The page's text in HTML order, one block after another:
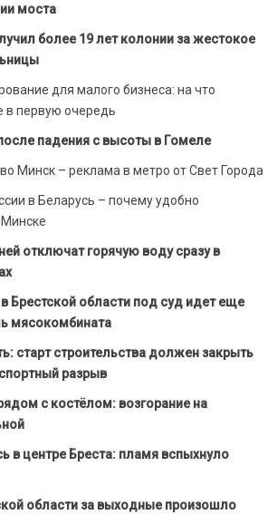
моста
более 19 лет колонии за жестокое
для малого бизнеса: на что
в первую очередь
падения с высоты в Гомеле
Минск – реклама в метро от Свет Города
в Беларусь – почему удобно
отключат горячую воду сразу в
Брестской области под суд идет еще
мясокомбината
старт строительства должен закрыть
разрыв
с костёлом: возгорание на
в центре Бреста: пламя вспыхнуло
области за выходные произошло